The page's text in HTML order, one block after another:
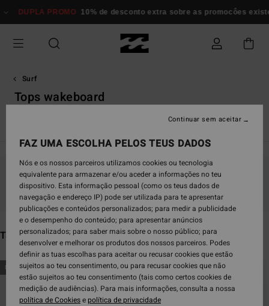
para
seleção
10% de desconto extra sobre as promocôes existentes* Mulher
Surf
Tops wakeboard
Tops
Fica atento/a, os produtos voltam em breve
Também poderás gostar
Avançar
para
procurar
critérios
Avançar
para
ordenar
NOVO PRODUTO NOVO PRODUTO
FAZ UMA ESCOLHA PELOS TEUS DADOS
Nós e os nossos parceiros utilizamos cookies ou tecnologia
equivalente para armazenar e/ou aceder a informações no teu
dispositivo. Esta informação pessoal (como os teus dados de
navegação e endereço IP) pode ser utilizada para te apresentar
publicações e conteúdos personalizados; para medir a publicidade
e o desempenho do conteúdo; para apresentar anúncios
personalizados; para saber mais sobre o nosso público; para
desenvolver e melhorar os produtos dos nossos parceiros. Podes
definir as tuas escolhas para aceitar ou recusar cookies que estão
sujeitos ao teu consentimento, ou para recusar cookies que não
estão sujeitos ao teu consentimento (tais como certos cookies de
medição de audiências). Para mais informações, consulta a nossa
política de Cookiesepolítica de privacidade
Continuar sem aceitar